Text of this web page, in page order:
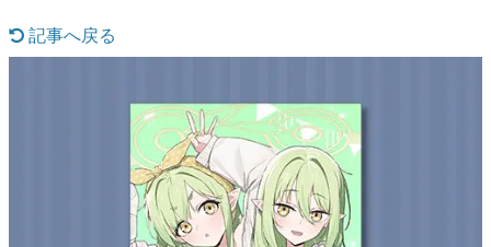
ゲーム開発者・hamatsu氏がゲームの魅力を画面や操作の
具体的な形から解き明かしていく、硬派で骨太な評論連載
です。
ゲームが変えた日本語
「経験値」「裏技」「ラスボス」… ゲームにまつわる言葉
の起源や用法の変遷を、コンピューター文化史研究家・タ
イニーP氏が徹底調査。
記事へ戻る